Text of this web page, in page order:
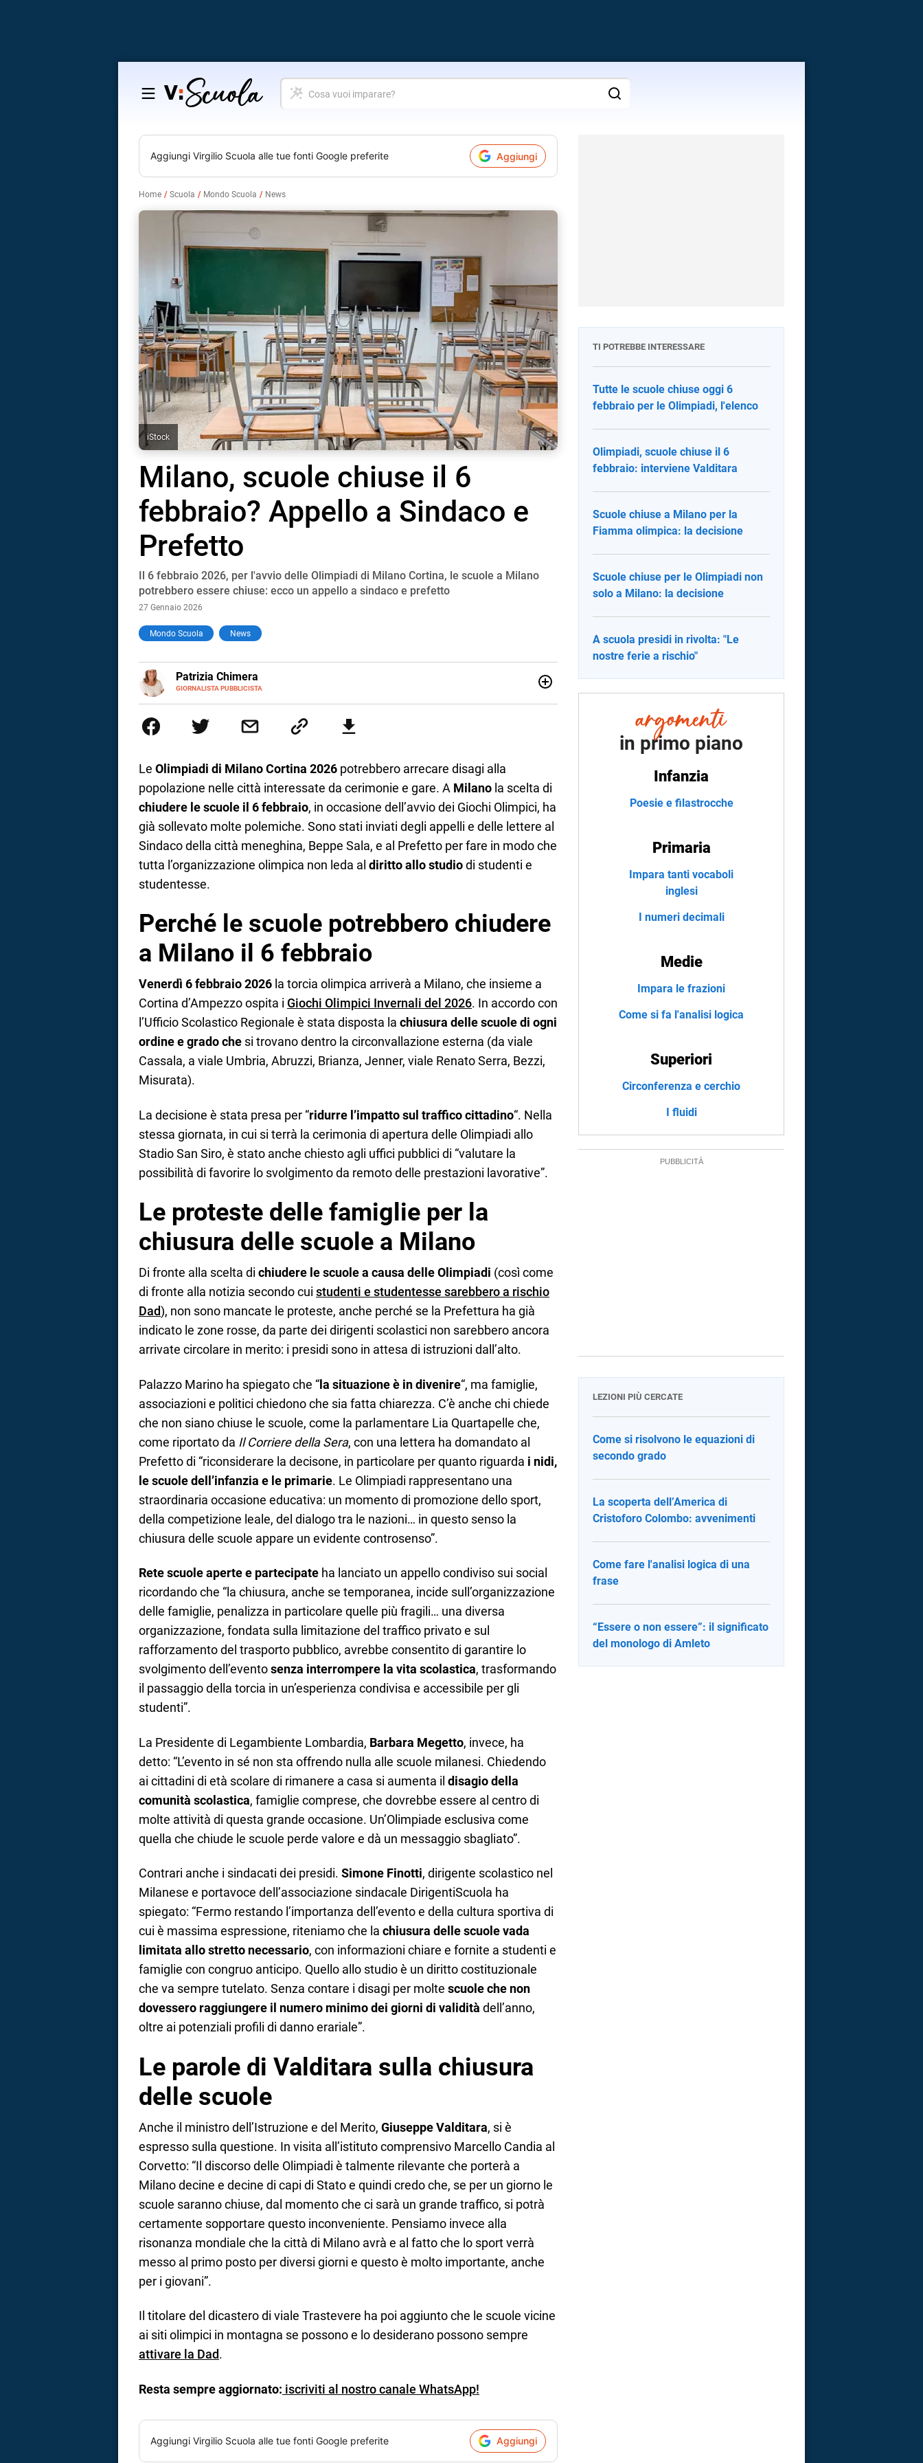
Salta
contenuto
Cosa
vuoi
Aggiungi Virgilio Scuola alle tue fonti Google preferite Aggiungi
Home Scuola Mondo Scuola News
iStock
Milano, scuole chiuse il 6
febbraio? Appello a Sindaco e
Prefetto
Il 6 febbraio 2026, per l'avvio delle Olimpiadi di Milano Cortina, le scuole a Milano
potrebbero essere chiuse: ecco un appello a sindaco e prefetto
27 Gennaio 2026
Mondo Scuola News
Patrizia Chimera
GIORNALISTA PUBBLICISTA
E-
MAIL
LINKEDIN
comunicazione specializzandosi nella scrittura di articoli sul mondo scolastico.
Le Olimpiadi di Milano Cortina 2026 potrebbero arrecare disagi alla
popolazione nelle città interessate da cerimonie e gare. A Milano la scelta di
chiudere le scuole il 6 febbraio, in occasione dell’avvio dei Giochi Olimpici, ha
già sollevato molte polemiche. Sono stati inviati degli appelli e delle lettere al
Sindaco della città meneghina, Beppe Sala, e al Prefetto per fare in modo che
tutta l’organizzazione olimpica non leda al diritto allo studiodi studenti e
studentesse.
Perché le scuole potrebbero chiudere
a Milano il 6 febbraio
Venerdì 6 febbraio 2026 la torcia olimpica arriverà a Milano, che insieme a
Cortina d’Ampezzo ospita i Giochi Olimpici Invernali del 2026. In accordo con
l’Ufficio Scolastico Regionale è stata disposta la chiusura delle scuole di ogni
ordine e grado che si trovano dentro la circonvallazione esterna (da viale
Cassala, a viale Umbria, Abruzzi, Brianza, Jenner, viale Renato Serra, Bezzi,
Misurata).
La decisione è stata presa per “ridurre l’impatto sul traffico cittadino“. Nella
stessa giornata, in cui si terrà la cerimonia di apertura delle Olimpiadi allo
Stadio San Siro, è stato anche chiesto agli uffici pubblici di “valutare la
possibilità di favorire lo svolgimento da remoto delle prestazioni lavorative”.
Le proteste delle famiglie per la
chiusura delle scuole a Milano
Di fronte alla scelta di chiudere le scuole a causa delle Olimpiadi (così come
di fronte alla notizia secondo cui studenti e studentesse sarebbero a rischio
Dad), non sono mancate le proteste, anche perché se la Prefettura ha già
indicato le zone rosse, da parte dei dirigenti scolastici non sarebbero ancora
arrivate circolare in merito: i presidi sono in attesa di istruzioni dall’alto.
Palazzo Marino ha spiegato che “la situazione è in divenire“, ma famiglie,
associazioni e politici chiedono che sia fatta chiarezza. C’è anche chi chiede
che non siano chiuse le scuole, come la parlamentare Lia Quartapelle che,
come riportato da Il Corriere della Sera, con una lettera ha domandato al
Prefetto di “riconsiderare la decisone, in particolare per quanto riguarda i nidi,
le scuole dell’infanzia e le primarie. Le Olimpiadi rappresentano una
straordinaria occasione educativa: un momento di promozione dello sport,
della competizione leale, del dialogo tra le nazioni… in questo senso la
chiusura delle scuole appare un evidente controsenso”.
Rete scuole aperte e partecipate ha lanciato un appello condiviso sui social
ricordando che “la chiusura, anche se temporanea, incide sull’organizzazione
delle famiglie, penalizza in particolare quelle più fragili… una diversa
organizzazione, fondata sulla limitazione del traffico privato e sul
rafforzamento del trasporto pubblico, avrebbe consentito di garantire lo
svolgimento dell’eventosenza interrompere la vita scolastica, trasformando
il passaggio della torcia in un’esperienza condivisa e accessibile per gli
studenti”.
La Presidente di Legambiente Lombardia, Barbara Megetto, invece, ha
detto: “L’evento in sé non sta offrendo nulla alle scuole milanesi. Chiedendo
ai cittadini di età scolare di rimanere a casa si aumenta il disagio della
comunità scolastica, famiglie comprese, che dovrebbe essere al centro di
molte attività di questa grande occasione. Un’Olimpiade esclusiva come
quella che chiude le scuole perde valore e dà un messaggio sbagliato”.
Contrari anche i sindacati dei presidi. Simone Finotti, dirigente scolastico nel
Milanese e portavoce dell’associazione sindacale DirigentiScuola ha
spiegato: “Fermo restando l’importanza dell’evento e della cultura sportiva di
cui è massima espressione, riteniamo che la chiusura delle scuole vada
limitata allo stretto necessario, con informazioni chiare e fornite a studenti e
famiglie con congruo anticipo. Quello allo studio è un diritto costituzionale
che va sempre tutelato. Senza contare i disagi per molte scuole che non
dovessero raggiungere il numero minimo dei giorni di validità dell’anno,
oltre ai potenziali profili di danno erariale”.
Le parole di Valditara sulla chiusura
delle scuole
Anche il ministro dell’Istruzione e del Merito, Giuseppe Valditara, si è
espresso sulla questione. In visita all’istituto comprensivo Marcello Candia al
Corvetto: “Il discorso delle Olimpiadi è talmente rilevante che porterà a
Milano decine e decine di capi di Stato e quindi credo che, se per un giorno le
scuole saranno chiuse, dal momento che ci sarà un grande traffico, si potrà
certamente sopportare questo inconveniente. Pensiamo invece alla
risonanza mondiale che la città di Milano avrà e al fatto che lo sport verrà
messo al primo posto per diversi giorni e questo è molto importante, anche
per i giovani”.
Il titolare del dicastero di viale Trastevere ha poi aggiunto che le scuole vicine
ai siti olimpici in montagna se possono e lo desiderano possono sempre
attivare la Dad.
Resta sempre aggiornato: iscriviti al nostro canale WhatsApp!
Aggiungi Virgilio Scuola alle tue fonti Google preferite Aggiungi
TI POTREBBE INTERESSARE
Tutte le scuole chiuse oggi 6
febbraio per le Olimpiadi, l'elenco
Olimpiadi, scuole chiuse il 6
febbraio: interviene Valditara
Scuole chiuse a Milano per la
Fiamma olimpica: la decisione
Scuole chiuse per le Olimpiadi non
solo a Milano: la decisione
A scuola presidi in rivolta: "Le
nostre ferie a rischio"
in primo piano
Infanzia
Poesie e filastrocche
Primaria
Impara tanti vocaboli
inglesi
I numeri decimali
Medie
Impara le frazioni
Come si fa l'analisi logica
Superiori
Circonferenza e cerchio
I fluidi
LEZIONI PIÙ CERCATE
Come si risolvono le equazioni di
secondo grado
La scoperta dell’America di
Cristoforo Colombo: avvenimenti
Come fare l'analisi logica di una
frase
“Essere o non essere”: il significato
del monologo di Amleto